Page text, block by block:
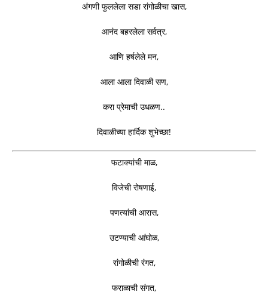
अंगणी फुललेला सडा रांगोळीचा खास,
आनंद बहरलेला सर्वत्र,
आणि हर्षलेले मन,
आला आला दिवाळी सण,
करा प्रेमाची उधळण..
दिवाळीच्या हार्दिक शुभेच्छा!
फटाक्यांची माळ,
विजेची रोषणाई,
पणत्यांची आरास,
उटण्याची आंघोळ,
रांगोळीची रंगत,
फराळाची संगत,